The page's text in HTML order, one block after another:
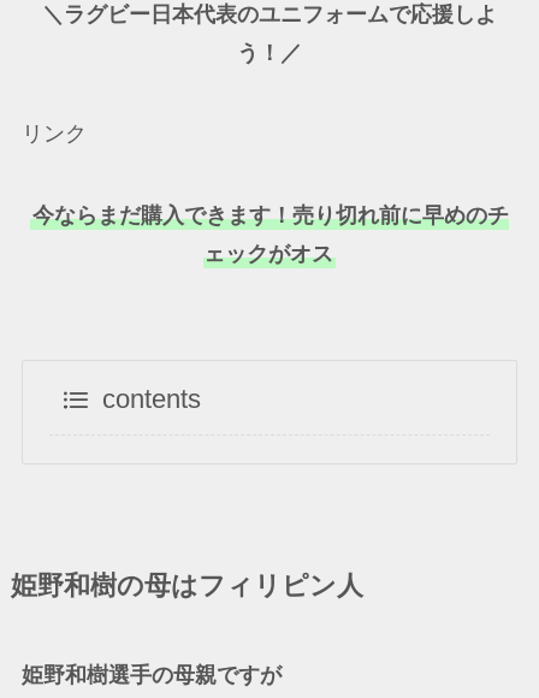
＼ラグビー日本代表のユニフォームで応援しよ
う！／
リンク
今ならまだ購入できます！売り切れ前に早めのチ
ェックがオス
contents
姫野和樹の母はフィリピン人
姫野和樹選手の母親ですが